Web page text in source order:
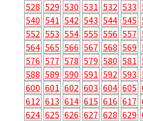
528 529 530 531 532 533
540 541 542 543 544 545
552 553 554 555 556 557
564 565 566 567 568 569
576 577 578 579 580 581
588 589 590 591 592 593
600 601 602 603 604 605
612 613 614 615 616 617
624 625 626 627 628 629